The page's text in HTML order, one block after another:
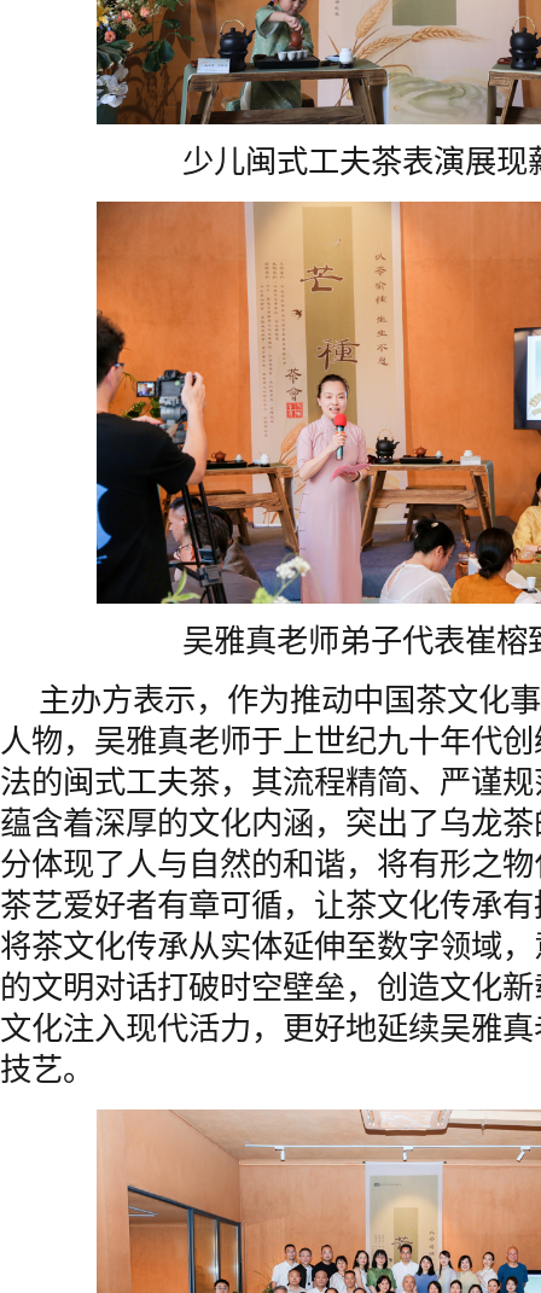
少儿闽式工夫茶表演展现
吴雅真老师弟子代表崔榕
主办方表示，作为推动中国茶文化
人物，吴雅真老师于上世纪九十年代
法的闽式工夫茶，其流程精简、严谨
蕴含着深厚的文化内涵，突出了乌龙
分体现了人与自然的和谐，将有形之
茶艺爱好者有章可循，让茶文化传承
将茶文化传承从实体延伸至数字领域
的文明对话打破时空壁垒，创造文化
文化注入现代活力，更好地延续吴雅
技艺。